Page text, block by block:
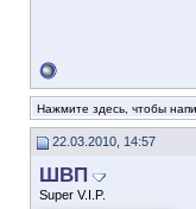
Нажмите здесь, чтобы
22.03.2010, 14:57
ШВП
Super V.I.P.